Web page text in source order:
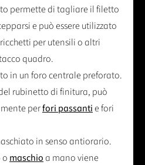
permette di tagliare il filetto
e può essere utilizzato
per utensili o altri
quadro.
in un foro centrale preforato.
rubinetto di finitura, può
perfori passantie fori
in senso antiorario.
o maschioa mano viene